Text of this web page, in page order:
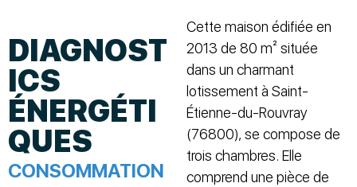
DIAGNOST
ICS
ÉNERGÉTI
QUES
CONSOMMATION
Cette maison édifiée en
2013 de 80 m² située
dans un charmant
lotissement à Saint-
Étienne-du-Rouvray
(76800), se compose de
trois chambres. Elle
comprend une pièce de